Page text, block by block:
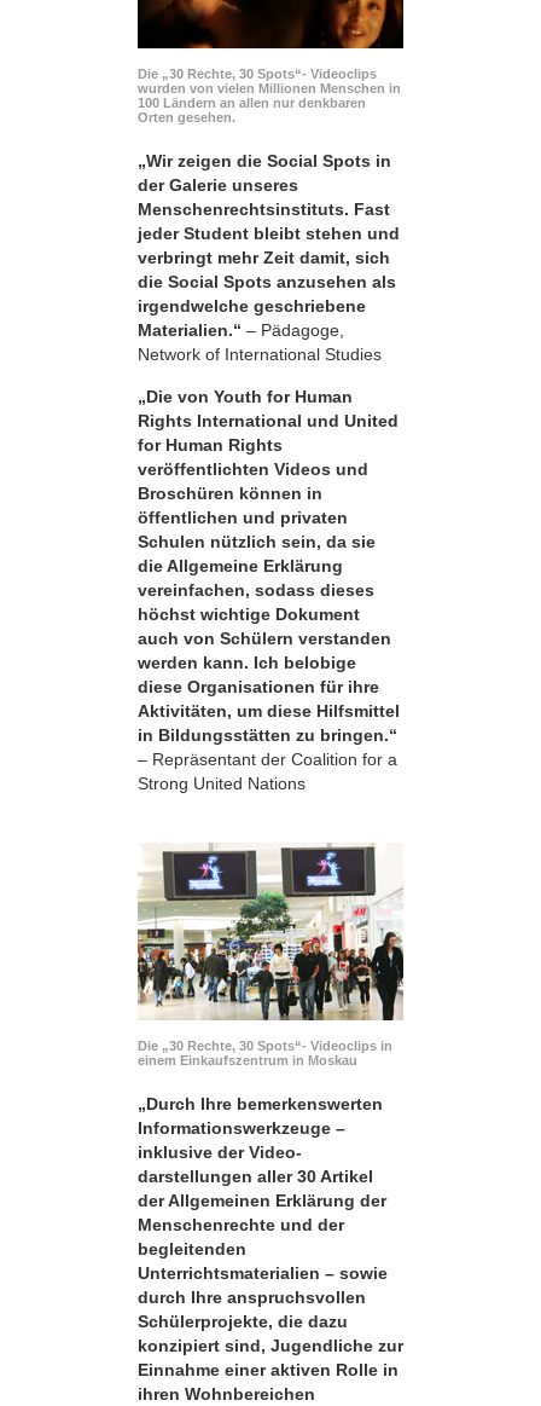
Die „30 Rechte, 30 Spots“- Videoclips
wurden von vielen Millionen Menschen in
100 Ländern an allen nur denkbaren
Orten gesehen.
„Wir zeigen die Social Spots in
der Galerie unseres
Menschenrechtsinstituts. Fast
jeder Student bleibt stehen und
verbringt mehr Zeit damit, sich
die Social Spots anzusehen als
irgendwelche geschriebene
Materialien.“ – Pädagoge,
Network of International Studies
„Die von Youth for Human
Rights International und United
for Human Rights
veröffentlichten Videos und
Broschüren können in
öffentlichen und privaten
Schulen nützlich sein, da sie
die Allgemeine Erklärung
vereinfachen, sodass dieses
höchst wichtige Dokument
auch von Schülern verstanden
werden kann. Ich belobige
diese Organisationen für ihre
Aktivitäten, um diese Hilfsmittel
in Bildungsstätten zu bringen.“
– Repräsentant der Coalition for a
Strong United Nations
Die „30 Rechte, 30 Spots“- Videoclips in
einem Einkaufszentrum in Moskau
„Durch Ihre bemerkens­werten
Informationswerkzeuge –
inklusive der Video­
darstellungen aller 30 Artikel
der Allgemeinen Erklärung der
Menschenrechte und der
begleitenden
Unterrichtsmaterialien – sowie
durch Ihre anspruchsvollen
Schülerprojekte, die dazu
konzipiert sind, Jugendliche zur
Einnahme einer aktiven Rolle in
ihren Wohnbereichen